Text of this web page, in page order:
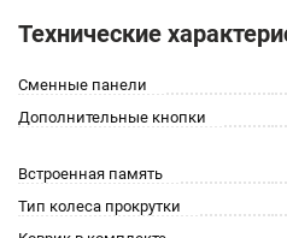
Технические
Сменные панели
Дополнительные кнопки
Встроенная память
Тип колеса прокрутки